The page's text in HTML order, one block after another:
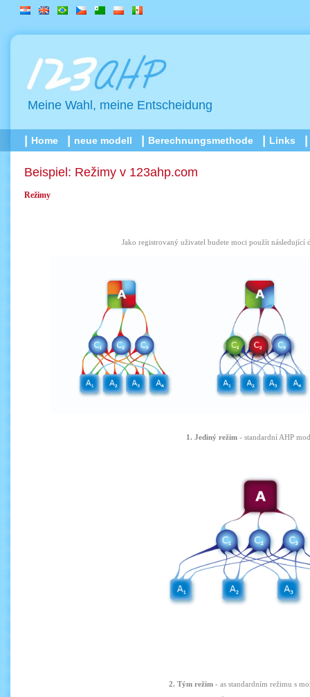
Meine Wahl, meine Entscheidung
Home neue modell Berechnungsmethode Links
Beispiel: Režimy v 123ahp.com
Režimy
Jako registrovaný uživatel budete moci použít následující
1. Jediný režim- standardní AHP
2. Tým režim- as standardním režimu s